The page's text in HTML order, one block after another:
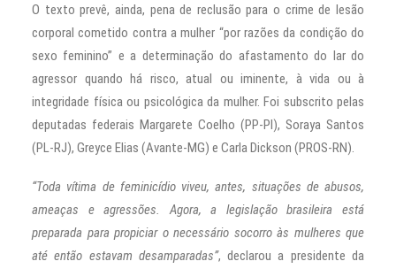
O texto prevê, ainda, pena de reclusão para o crime de lesão
corporal cometido contra a mulher “por razões da condição do
sexo feminino” e a determinação do afastamento do lar do
agressor quando há risco, atual ou iminente, à vida ou à
integridade física ou psicológica da mulher. Foi subscrito pelas
deputadas federais Margarete Coelho (PP-PI), Soraya Santos
(PL-RJ), Greyce Elias (Avante-MG) e Carla Dickson (PROS-RN).
“Toda vítima de feminicídio viveu, antes, situações de abusos,
ameaças e agressões. Agora, a legislação brasileira está
preparada para propiciar o necessário socorro às mulheres que
até então estavam desamparadas”, declarou a presidente da